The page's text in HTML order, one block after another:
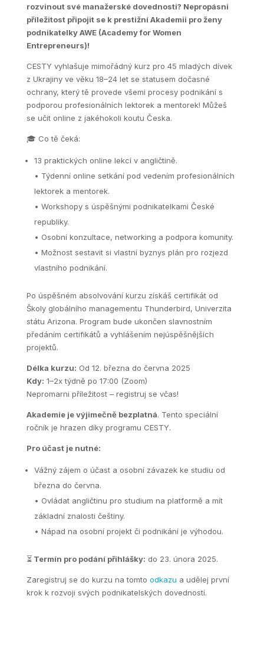
rozvinout své manažerské dovednosti? Nepropásni
příležitost připojit se k prestižní Akademii pro ženy
podnikatelky AWE (Academy for Women
Entrepreneurs)!
CESTY vyhlašuje mimořádný kurz pro 45 mladých dívek
z Ukrajiny ve věku 18–24 let se statusem dočasné
ochrany, který tě provede všemi procesy podnikání s
podporou profesionálních lektorek a mentorek! Můžeš
se učit online z jakéhokoli koutu Česka.
🎓 Co tě čeká:
13 praktických online lekcí v angličtině.
• Týdenní online setkání pod vedením profesionálních
lektorek a mentorek.
• Workshopy s úspěšnými podnikatelkami České
republiky.
• Osobní konzultace, networking a podpora komunity.
• Možnost sestavit si vlastní byznys plán pro rozjezd
vlastního podnikání.
Po úspěšném absolvování kurzu získáš certifikát od
Školy globálního managementu Thunderbird, Univerzita
státu Arizona. Program bude ukončen slavnostním
předáním certifikátů a vyhlášením nejúspěšnějších
projektů.
Délka kurzu: Od 12. března do června 2025
Kdy: 1–2x týdně po 17:00 (Zoom)
Nepromarni příležitost – registruj se včas!
Akademie je výjimečně bezplatná. Tento speciální
ročník je hrazen díky programu CESTY.
Pro účast je nutné:
Vážný zájem o účast a osobní závazek ke studiu od
března do června.
• Ovládat angličtinu pro studium na platformě a mít
základní znalosti češtiny.
• Nápad na osobní projekt či podnikání je výhodou.
⏳Termín pro podání přihlášky: do 23. února 2025.
Zaregistruj se do kurzu na tomto odkazu a udělej první
krok k rozvoji svých podnikatelských dovedností.